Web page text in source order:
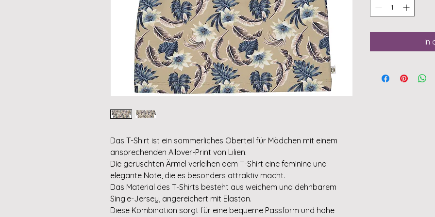
Das T-Shirt ist ein sommerliches Oberteil für Mädchen mit einem
ansprechenden Allover-Print von Lilien.
Die gerüschten Ärmel verleihen dem T-Shirt eine feminine und
elegante Note, die es besonders attraktiv macht.
Das Material des T-Shirts besteht aus weichem und dehnbarem
Single-Jersey, angereichert mit Elastan.
Diese Kombination sorgt für eine bequeme Passform und hohe
In